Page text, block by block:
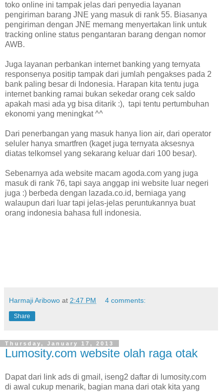
toko online ini tampak jelas dari penyedia layanan
pengiriman barang JNE yang masuk di rank 55. Biasanya
pengiriman dengan JNE memang menyertakan link untuk
tracking online status pengantaran barang dengan nomor
AWB.
Juga layanan perbankan internet banking yang ternyata
responsenya positip tampak dari jumlah pengakses pada 2
bank paling besar di Indonesia. Harapan kita tentu juga
internet banking ramai bukan sekedar orang cek saldo
apakah masi ada yg bisa ditarik :), tapi tentu pertumbuhan
ekonomi yang meningkat ^^
Dari penerbangan yang masuk hanya lion air, dari operator
seluler hanya smartfren (kaget juga ternyata aksesnya
diatas telkomsel yang sekarang keluar dari 100 besar).
Sebenarnya ada website macam agoda.com yang juga
masuk di rank 76, tapi saya anggap ini website luar negeri
juga :) berbeda dengan lazada.co.id, berniaga yang
walaupun dari luar tapi jelas-jelas peruntukannya buat
orang indonesia bahasa full indonesia.
Harmaji Aribowo at 2:47 PM 4 comments:
Share
Thursday, January 17, 2013
Lumosity.com website olah raga otak
Dapat dari link ads di gmail, iseng2 daftar di lumosity.com
di awal cukup menarik, bagian mana dari otak kita yang